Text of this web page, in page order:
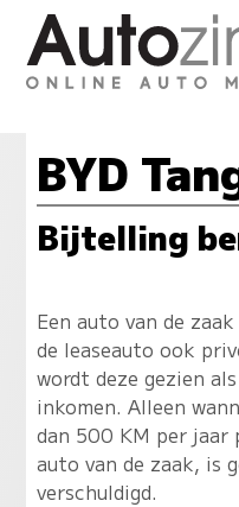
BYD
Bijtelling
Een auto van de
de leaseauto ook
wordt deze gezien
inkomen. Alleen
dan 500 KM per jaar
auto van de zaak, is
verschuldigd.